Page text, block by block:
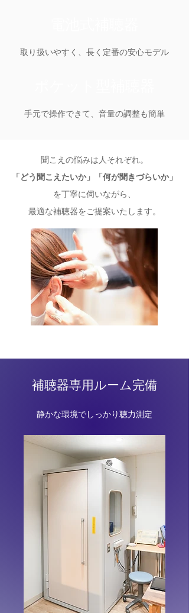
取り扱いやすく、長く定番の安心モデル
手元で操作できて、音量の調整も簡単
聞こえの悩みは人それぞれ。
「どう聞こえたいか」「何が聞きづらいか」
を丁寧に伺いながら、
最適な補聴器をご提案いたします。
補聴器専用ルーム完備
静かな環境でしっかり聴力測定